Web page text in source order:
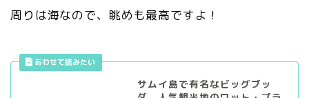
周りは海なので、眺めも最高ですよ！
サムイ島で有名なビッグブッ